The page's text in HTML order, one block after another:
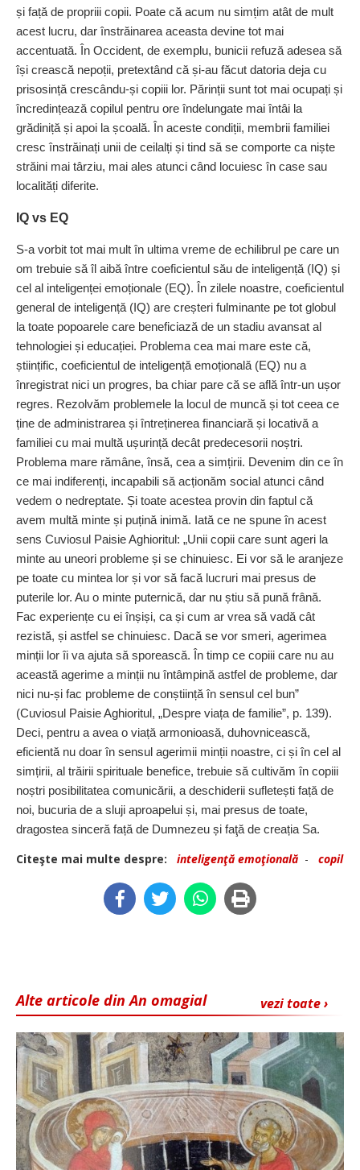
și față de propriii copii. Poate că acum nu simțim atât de mult
acest lucru, dar înstrăinarea aceasta devine tot mai
accentuată. În Occident, de exemplu, bunicii refuză adesea să
își crească nepoții, pretextând că și-au făcut datoria deja cu
prisosință crescându-și copiii lor. Părinții sunt tot mai ocupați și
încredințează copilul pentru ore îndelungate mai întâi la
grădiniță și apoi la școală. În aceste condiții, membrii familiei
cresc înstrăinați unii de ceilalți și tind să se comporte ca niște
străini mai târziu, mai ales atunci când locuiesc în case sau
localități diferite.
IQ vs EQ
S-a vorbit tot mai mult în ultima vreme de echilibrul pe care un
om trebuie să îl aibă între coeficientul său de inteligență (IQ) și
cel al inteligenței emoționale (EQ). În zilele noastre, coeficientul
general de inteligență (IQ) are creșteri fulminante pe tot globul
la toate popoarele care beneficiază de un stadiu avansat al
tehnologiei și educației. Problema cea mai mare este că,
științific, coeficientul de inteligență emoțională (EQ) nu a
înregistrat nici un progres, ba chiar pare că se află într-un ușor
regres. Rezolvăm problemele la locul de muncă și tot ceea ce
ține de administrarea și întreținerea financiară și locativă a
familiei cu mai multă ușurință decât predecesorii noștri.
Problema mare rămâne, însă, cea a simțirii. Devenim din ce în
ce mai indiferenți, incapabili să acționăm social atunci când
vedem o nedreptate. Și toate acestea provin din faptul că
avem multă minte și puțină inimă. Iată ce ne spune în acest
sens Cuviosul Paisie Aghioritul: „Unii copii care sunt ageri la
minte au uneori probleme și se chinuiesc. Ei vor să le aranjeze
pe toate cu mintea lor și vor să facă lucruri mai presus de
puterile lor. Au o minte puternică, dar nu știu să pună frână.
Fac experiențe cu ei înșiși, ca și cum ar vrea să vadă cât
rezistă, și astfel se chinuiesc. Dacă se vor smeri, agerimea
minții lor îi va ajuta să sporească. În timp ce copiii care nu au
această agerime a minții nu întâmpină astfel de probleme, dar
nici nu-și fac probleme de conștiință în sensul cel bun”
(Cuviosul Paisie Aghioritul, „Despre viața de familie”, p. 139).
Deci, pentru a avea o viață armonioasă, duhovnicească,
eficientă nu doar în sensul agerimii minții noastre, ci și în cel al
simțirii, al trăirii spirituale benefice, trebuie să cultivăm în copiii
noștri posibilitatea comunicării, a deschiderii sufle­tești față de
noi, bucuria de a sluji aproapelui și, mai presus de toate,
dragostea sinceră față de Dumnezeu și faţă de creația Sa.
Citeşte mai multe despre: inteligenţă emoţională - copil
vezi toate ›
Alte articole din An omagial